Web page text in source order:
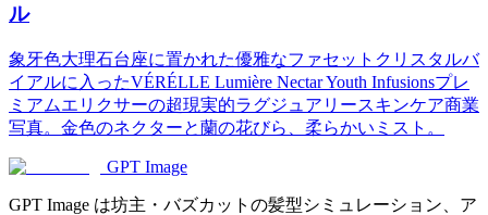
ル
象牙色大理石台座に置かれた優雅なファセットクリスタルバ
イアルに入ったVÉRÉLLE Lumière Nectar Youth Infusionsプレ
ミアムエリクサーの超現実的ラグジュアリースキンケア商業
写真。金色のネクターと蘭の花びら、柔らかいミスト。
GPT Image
GPT Image は坊主・バズカットの髪型シミュレーション、ア